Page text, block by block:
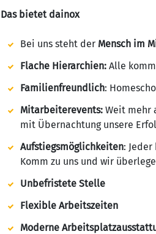
Das bietet dainox
Bei uns steht der Mensch im
Flache Hierarchien: Alle
Familienfreundlich:
Mitarbeiterevents: Weit mehr
mit Übernachtung unsere
Aufstiegsmöglichkeiten:
Komm zu uns und wir
Unbefristete Stelle
Flexible Arbeitszeiten
Moderne